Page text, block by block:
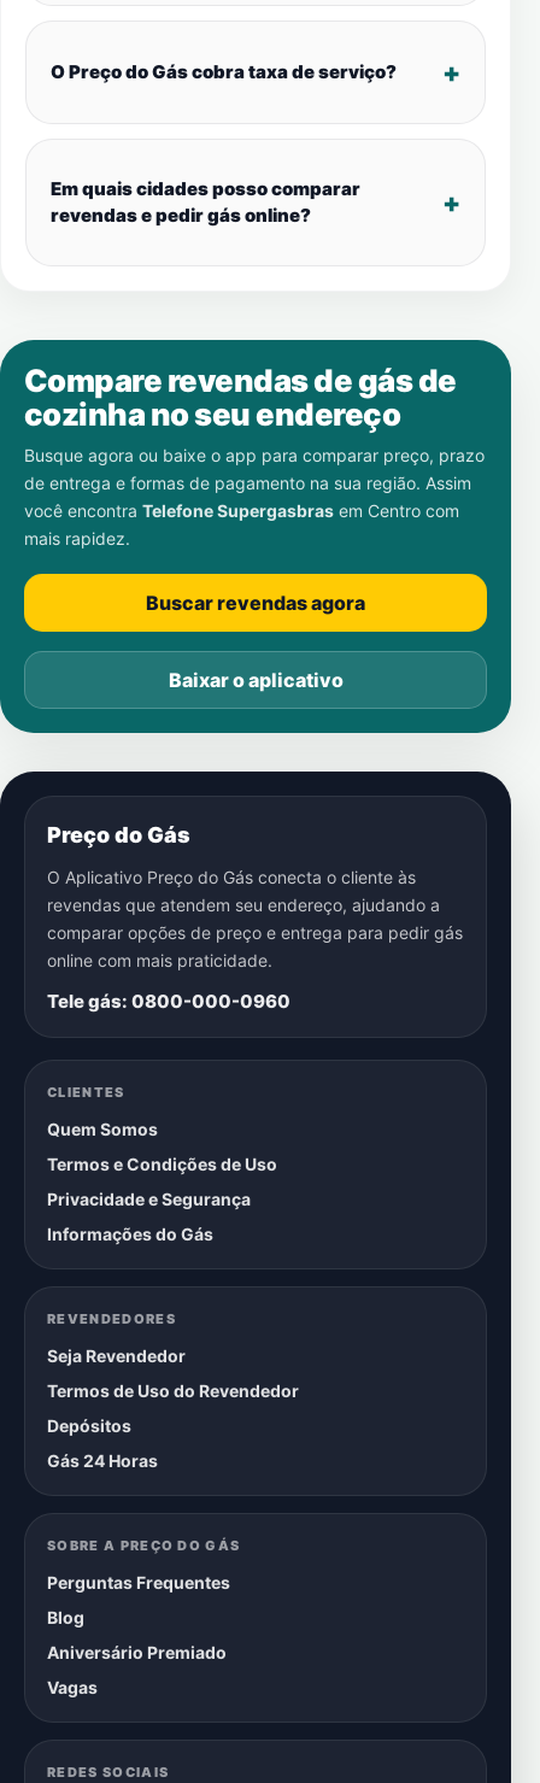
O Preço do Gás cobra taxa de serviço?
Em quais cidades posso comparar
revendas e pedir gás online?
Compare revendas de gás de
cozinha no seu endereço
Busque agora ou baixe o app para comparar preço, prazo
de entrega e formas de pagamento na sua região. Assim
você encontra Telefone Supergasbras em Centro com
mais rapidez.
Buscar revendas agora
Baixar o aplicativo
Preço do Gás
O Aplicativo Preço do Gás conecta o cliente às
revendas que atendem seu endereço, ajudando a
comparar opções de preço e entrega para pedir gás
online com mais praticidade.
Tele gás: 0800-000-0960
CLIENTES
Quem Somos
Termos e Condições de Uso
Privacidade e Segurança
Informações do Gás
REVENDEDORES
Seja Revendedor
Termos de Uso do Revendedor
Depósitos
Gás 24 Horas
SOBRE A PREÇO DO GÁS
Perguntas Frequentes
Blog
Aniversário Premiado
Vagas
REDES SOCIAIS